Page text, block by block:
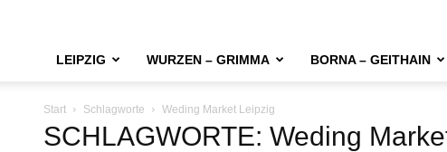
LEIPZIG WURZEN – GRIMMA BORNA – GEITHAIN
Start Schlagworte Weding Market Leipzig
SCHLAGWORTE: Weding